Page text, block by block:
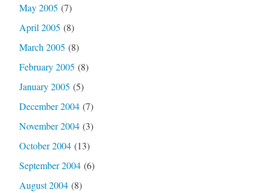
May 2005 (7)
April 2005 (8)
March 2005 (8)
February 2005 (8)
January 2005 (5)
December 2004(7)
November 2004(3)
October 2004(13)
September 2004(6)
August 2004(8)